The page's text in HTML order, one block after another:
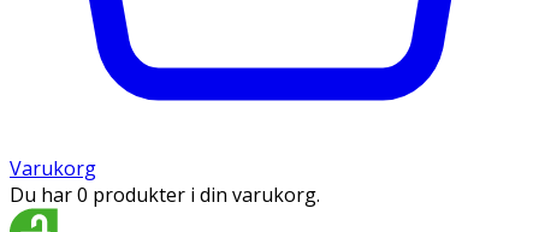
Varukorg
Du har 0 produkter i din varukorg.